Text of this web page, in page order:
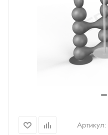
Артикул: